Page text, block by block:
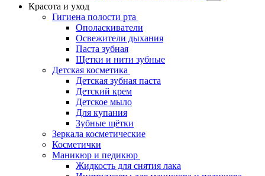
Красота и уход
Гигиена полости рта
Ополаскиватели
Освежители дыхания
Паста зубная
Щетки и нити зубные
Детская косметика
Детская зубная паста
Детский крем
Детское мыло
Для купания
Зубные щётки
Зеркала косметические
Косметички
Маникюр и педикюр
Жидкость для снятия лака